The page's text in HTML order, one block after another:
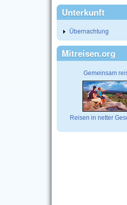
Unterkunft
Übernachtung
Mitreisen.org
Gemeinsam
Reisen in netter